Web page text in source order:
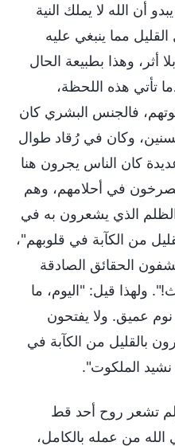
أن الله لا يملك النية
مما ينبغي عليه
أثر، وهذا بطبيعة الحال
تأتي هذه اللحظة،
فالجنس البشري كان
وكان في رُقاد طوال
كان الناس يجرون هنا
في أحلامهم، وهم
الذي يشعرون به في
من الكآبة في قلوبهم"،
الحقائق الصادقة
ولهذا قيل: "اليوم، ما
عميق. ولا يفتحون
بالقليل من الكآبة في
الملكوت".
تشعر روح أحد قط
الله من عمله بالكامل،